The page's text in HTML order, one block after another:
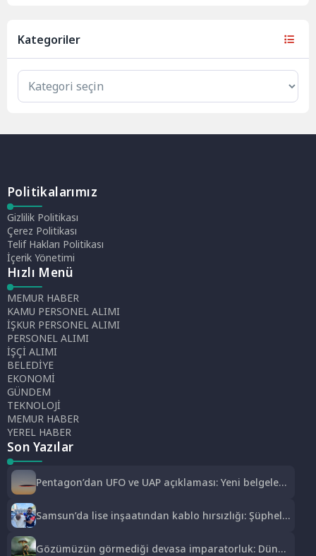
Kategoriler
Politikalarımız
Gizlilik Politikası
Çerez Politikası
Telif Hakları Politikası
İçerik Yönetimi
Hızlı Menü
MEMUR HABER
KAMU PERSONEL ALIMI
İŞKUR PERSONEL ALIMI
PERSONEL ALIMI
İŞÇİ ALIMI
BELEDİYE
EKONOMİ
GÜNDEM
TEKNOLOJİ
MEMUR HABER
YEREL HABER
Son Yazılar
Pentagon’dan UFO ve UAP açıklaması: Yeni belgeler
Samsun’da lise inşaatından kablo hırsızlığı: Şüpheli
Gözümüzün görmediği devasa imparatorluk: Dünya